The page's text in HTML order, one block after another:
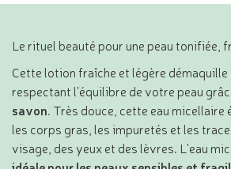
Le rituel beauté pour une peau tonifiée,
Cette lotion fraîche et légère
respectant l’équilibre de votre peau
savon. Très douce, cette eau micellaire
les corps gras, les impuretés et les
visage, des yeux et des lèvres. L'eau